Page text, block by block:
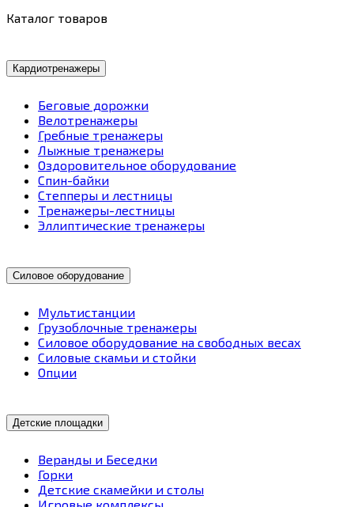
Каталог товаров
Кардиотренажеры
Беговые дорожки
Велотренажеры
Гребные тренажеры
Лыжные тренажеры
Оздоровительное оборудование
Спин-байки
Степперы и лестницы
Тренажеры-лестницы
Эллиптические тренажеры
Силовое оборудование
Мультистанции
Грузоблочные тренажеры
Силовое оборудование на свободных весах
Силовые скамьи и стойки
Опции
Детские площадки
Веранды и Беседки
Горки
Детские скамейки и столы